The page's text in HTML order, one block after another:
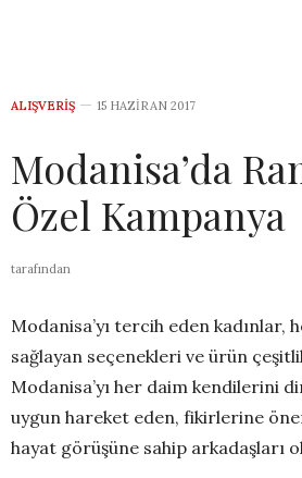
ALIŞVERIŞ 15 HAZIRAN 2017
Modanisa’da
Özel Kampanya
tarafından
Modanisa’yı tercih eden kadınlar,
sağlayan seçenekleri ve ürün
Modanisa’yı her daim kendilerini
uygun hareket eden, fikirlerine
hayat görüşüne sahip arkadaşları